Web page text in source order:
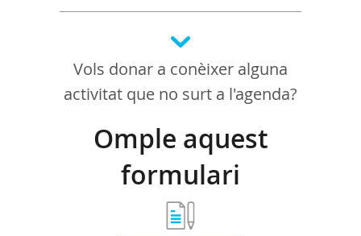
Vols donar a conèixer alguna
activitat que no surt a l'agenda?
Omple aquest
formulari